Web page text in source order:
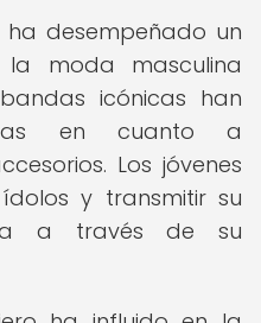
ha desempeñado un
moda masculina
icónicas han
en cuanto a
Los jóvenes
y transmitir su
a través de su